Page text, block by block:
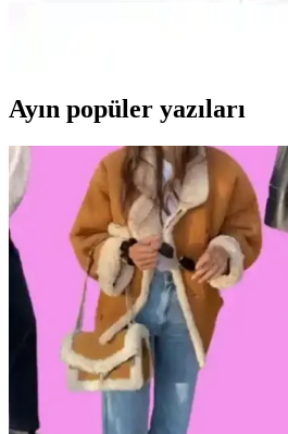
Ayın popüler yazıları